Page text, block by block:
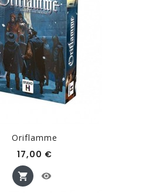
Oriflamme
17,00 €